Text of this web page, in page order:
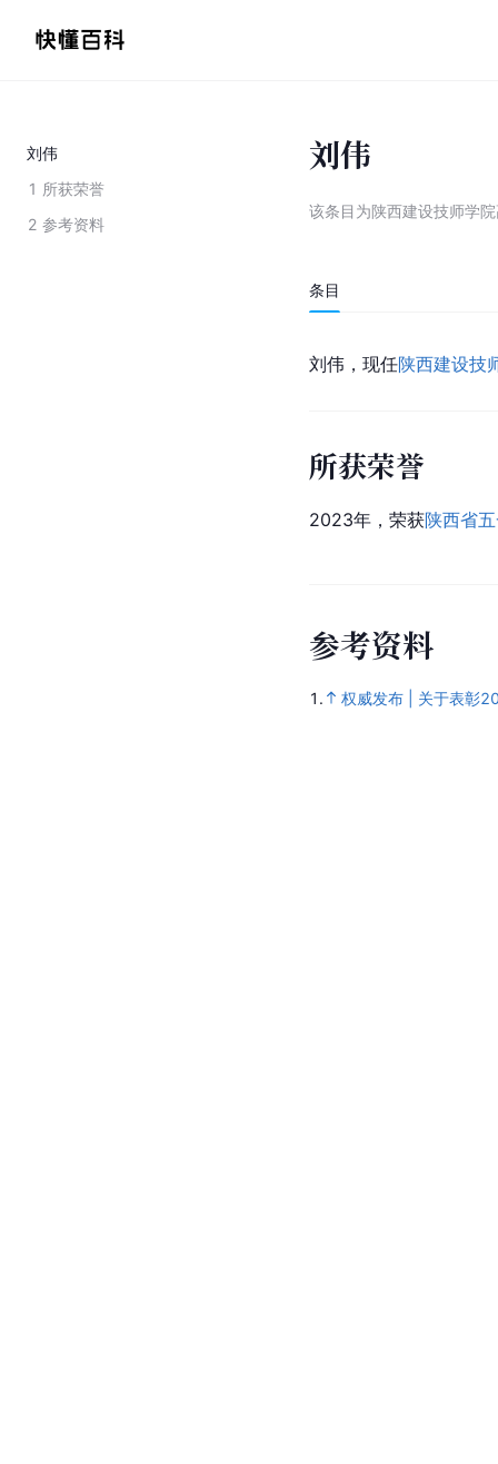
刘伟
1 所获荣誉
2 参考资料
刘伟
该条目为陕西建设技师学
条目
刘伟，现任陕西建设技
所获荣誉
2023年，荣获陕西省
参考资料
1. 权威发布 | 关于表彰